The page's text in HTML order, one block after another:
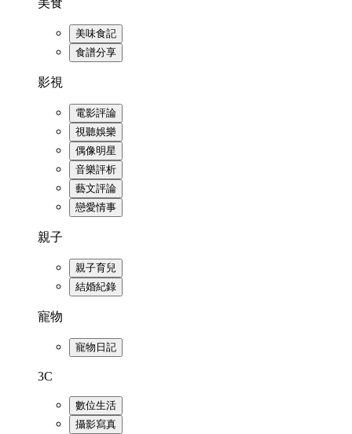
美食
美味食記
食譜分享
影視
電影評論
視聽娛樂
偶像明星
音樂評析
藝文評論
戀愛情事
親子
親子育兒
結婚紀錄
寵物
寵物日記
3C
數位生活
攝影寫真